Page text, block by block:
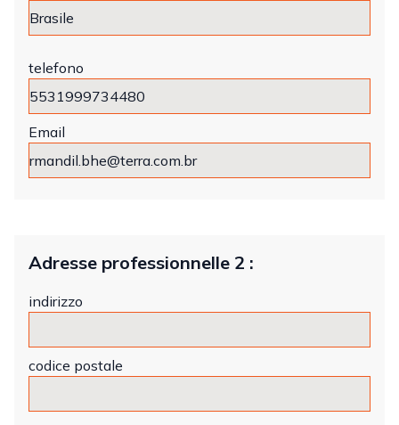
telefono
Email
Adresse professionnelle 2 :
indirizzo
codice postale